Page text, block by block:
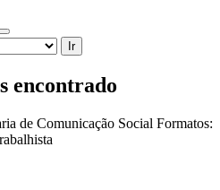
Ir
encontrado
de Comunicação Social Formatos: